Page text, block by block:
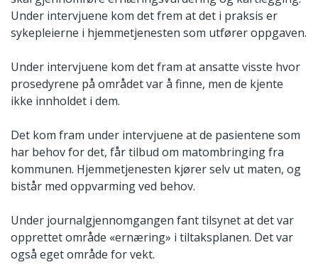
Under intervjuene kom det frem at det i praksis er
sykepleierne i hjemmetjenesten som utfører oppgaven.
Under intervjuene kom det fram at ansatte visste hvor
prosedyrene på området var å finne, men de kjente
ikke innholdet i dem.
Det kom fram under intervjuene at de pasientene som
har behov for det, får tilbud om matombringing fra
kommunen. Hjemmetjenesten kjører selv ut maten, og
bistår med oppvarming ved behov.
Under journalgjennomgangen fant tilsynet at det var
opprettet område «ernæring» i tiltaksplanen. Det var
også eget område for vekt.